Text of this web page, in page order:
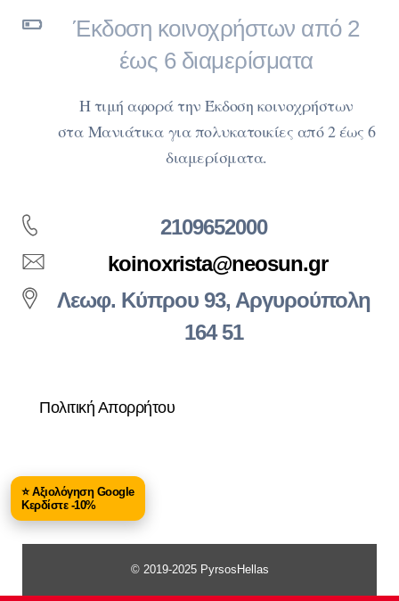
Έκδοση κοινοχρήστων από 2
έως 6 διαμερίσματα
Η τιμή αφορά την Έκδοση κοινοχρήστων
στα Μανιάτικα για πολυκατοικίες από 2 έως 6
διαμερίσματα.
2109652000
koinoxrista@neosun.gr
Λεωφ. Κύπρου 93, Αργυρούπολη
164 51
Πολιτική Απορρήτου
© 2019-2025 PyrsosHellas
⭐ Αξιολόγηση Google
Κερδίστε -10%